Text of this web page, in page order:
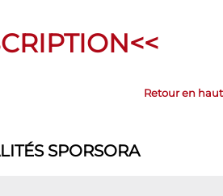
Retour en haut
SPORSORA